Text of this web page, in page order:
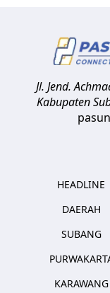
Jl. Jend.
Kabupaten
HEADLINE
DAERAH
SUBANG
KARAWANG